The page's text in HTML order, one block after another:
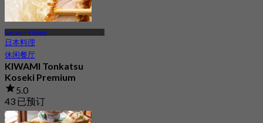
Gaysorn Village
日本料理
休闲餐厅
KIWAMI Tonkatsu
Koseki Premium
5.0
43 已预订
起฿ 525